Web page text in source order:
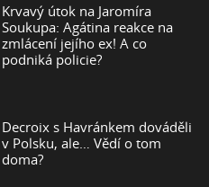
Krvavý útok na Jaromíra
Soukupa: Agátina reakce na
zmlácení jejího ex! A co
podniká policie?
Decroix s Havránkem dováděli
v Polsku, ale… Vědí o tom
doma?